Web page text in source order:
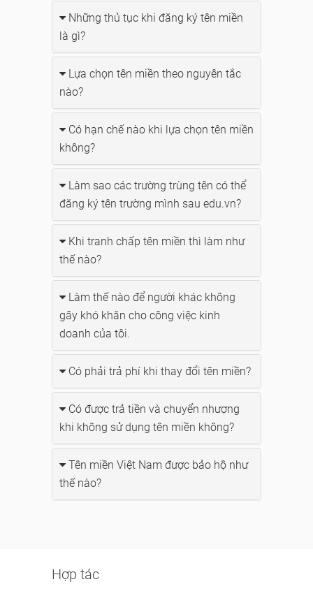
Những thủ tục khi đăng ký tên miền
là gì?
Lựa chọn tên miền theo nguyên tắc
nào?
Có hạn chế nào khi lựa chọn tên miền
không?
Làm sao các trường trùng tên có thể
đăng ký tên trường mình sau edu.vn?
Khi tranh chấp tên miền thì làm như
thế nào?
Làm thế nào để người khác không
gây khó khăn cho công việc kinh
doanh của tôi.
Có phải trả phí khi thay đổi tên miền?
Có được trả tiền và chuyển nhượng
khi không sử dụng tên miền không?
Tên miền Việt Nam được bảo hộ như
thế nào?
Hợp tác